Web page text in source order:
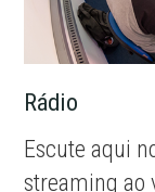
Rádio
Escute aqui
streaming ao